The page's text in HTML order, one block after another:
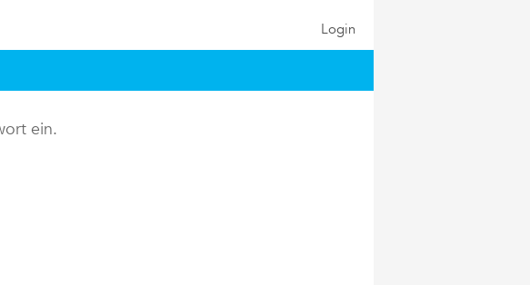
Login
ein.